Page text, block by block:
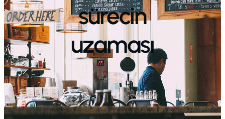
sürecin
uzaması